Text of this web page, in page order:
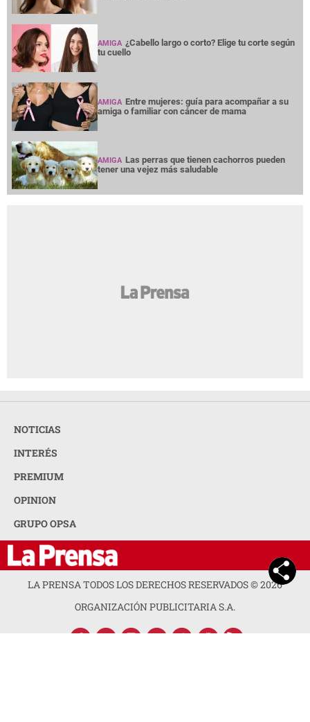
AMIGA ¿Cabello largo o corto? Elige tu corte según
tu cuello
AMIGA Entre mujeres: guía para acompañar a su
amiga o familiar con cáncer de mama
AMIGA Las perras que tienen cachorros pueden
tener una vejez más saludable
NOTICIAS
INTERÉS
PREMIUM
OPINION
GRUPO OPSA
LA PRENSA TODOS LOS DERECHOS RESERVADOS ©2026
ORGANIZACIÓN PUBLICITARIA S.A.